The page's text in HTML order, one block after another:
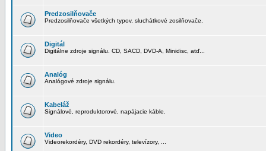
Predzosilňovače
Predzosilňovače všetkých typov, sluchátkové zosilňovače.
Digitál
Digitálne zdroje signálu. CD, SACD, DVD-A, Minidisc, atď...
Analóg
Analógové zdroje signálu.
Kabeláž
Signálové, reproduktorové, napájacie káble.
Video
Videorekordéry, DVD rekordéry, televízory, ...